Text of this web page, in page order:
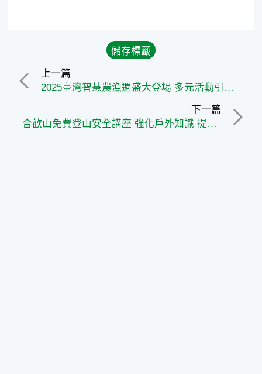
上一篇
2025臺灣智慧農漁週盛大登場 多元活動引領農業未來
下一篇
合歡山免費登山安全講座 強化戶外知識 提升負責任登山意識